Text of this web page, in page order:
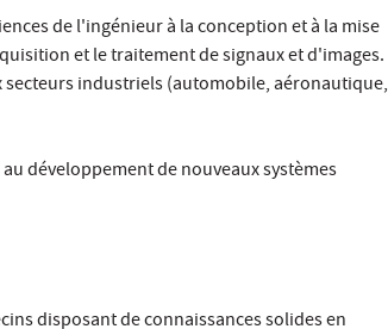
de l'ingénieur à la conception et à la mise
et le traitement de signaux et d'images.
secteurs industriels (automobile, aéronautique,
développement de nouveaux systèmes
disposant de connaissances solides en